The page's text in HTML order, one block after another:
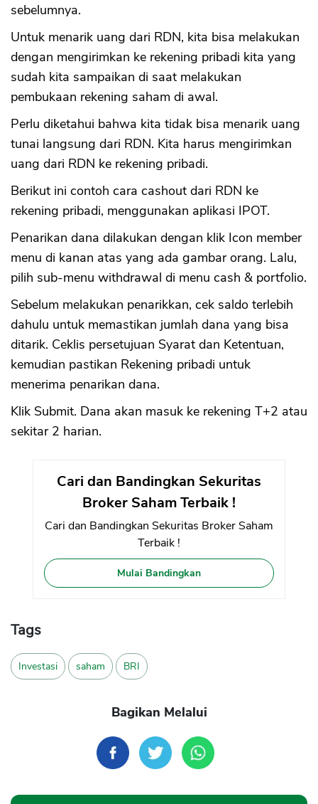
sebelumnya.
Untuk menarik uang dari RDN, kita bisa melakukan
dengan mengirimkan ke rekening pribadi kita yang
sudah kita sampaikan di saat melakukan
pembukaan rekening saham di awal.
Perlu diketahui bahwa kita tidak bisa menarik uang
tunai langsung dari RDN. Kita harus mengirimkan
uang dari RDN ke rekening pribadi.
Berikut ini contoh cara cashout dari RDN ke
rekening pribadi, menggunakan aplikasi IPOT.
Penarikan dana dilakukan dengan klik Icon member
menu di kanan atas yang ada gambar orang. Lalu,
pilih sub-menu withdrawal di menu cash & portfolio.
Sebelum melakukan penarikkan, cek saldo terlebih
dahulu untuk memastikan jumlah dana yang bisa
ditarik. Ceklis persetujuan Syarat dan Ketentuan,
kemudian pastikan Rekening pribadi untuk
menerima penarikan dana.
Klik Submit. Dana akan masuk ke rekening T+2 atau
sekitar 2 harian.
Cari dan Bandingkan Sekuritas
Broker Saham Terbaik !
Cari dan Bandingkan Sekuritas Broker Saham
Terbaik !
Mulai Bandingkan
Tags
Investasi saham BRI
Bagikan Melalui